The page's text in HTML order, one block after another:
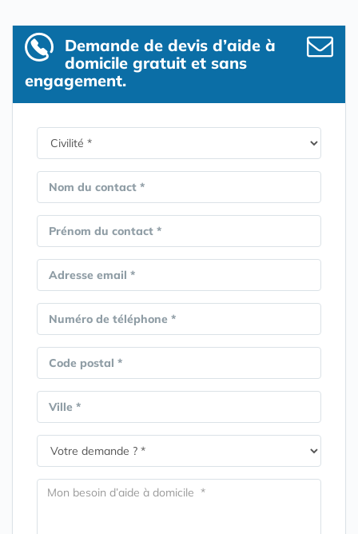
Demande de devis d’aide à
domicile gratuit et sans
engagement.
Nom du contact *
Prénom du contact *
Adresse email *
Numéro de téléphone *
Code postal *
Ville *